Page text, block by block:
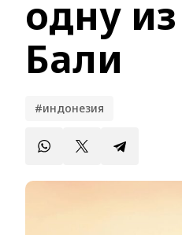
одну
Бали
#индонезия